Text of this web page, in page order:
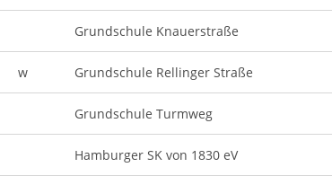
Grundschule Knauerstraße
w Grundschule Rellinger Straße
Grundschule Turmweg
Hamburger SK von 1830 eV